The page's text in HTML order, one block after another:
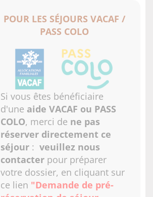
POUR LES SÉJOURS VACAF /
PASS COLO
Si vous êtes bénéficiaire
d'une aide VACAF ou PASS
COLO, merci de ne pas
réserver directement ce
séjour :veuillez nous
contacter pour préparer
votre dossier, en cliquant sur
ce lien "Demande de pré-